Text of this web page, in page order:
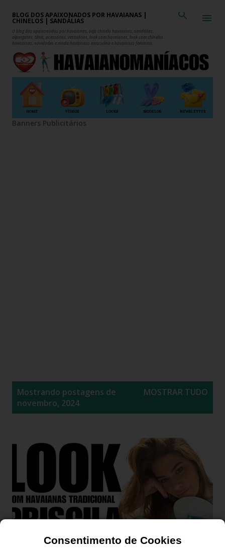
Pular para o conteúdo principal
BLOG DOS APAIXONADOS POR HAVAIANAS |
CHINELOS | SANDÁLIAS
O blog dos apaixonados por havaianas, seja chinelo havaianas, sandálias,
alpargatas, tênis, acessórios, vestuários, look com havaianas, look com chinelos
havaianas, novidades e moda havaianas masculina e havaianas feminina.
HOME VÍDEOS LOOKS MODELOS NEWSLETTER
Banners Publicitários
Mostrando postagens de
novembro, 2024
MOSTRAR TUDO
Consentimento de Cookies